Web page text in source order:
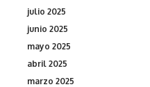
julio 2025
junio 2025
mayo 2025
abril 2025
marzo 2025